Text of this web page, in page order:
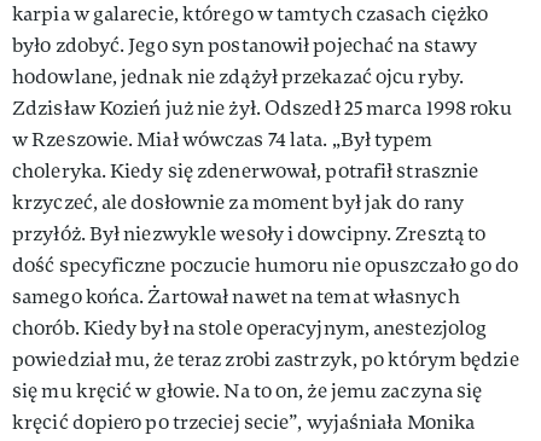
karpia w galarecie, którego w tamtych czasach ciężko
było zdobyć. Jego syn postanowił pojechać na stawy
hodowlane, jednak nie zdążył przekazać ojcu ryby.
Zdzisław Kozień już nie żył. Odszedł 25 marca 1998 roku
w Rzeszowie. Miał wówczas 74 lata. „Był typem
choleryka. Kiedy się zdenerwował, potrafił strasznie
krzyczeć, ale dosłownie za moment był jak do rany
przyłóż. Był niezwykle wesoły i dowcipny. Zresztą to
dość specyficzne poczucie humoru nie opuszczało go do
samego końca. Żartował nawet na temat własnych
chorób. Kiedy był na stole operacyjnym, anestezjolog
powiedział mu, że teraz zrobi zastrzyk, po którym będzie
się mu kręcić w głowie. Na to on, że jemu zaczyna się
kręcić dopiero po trzeciej secie”, wyjaśniała Monika